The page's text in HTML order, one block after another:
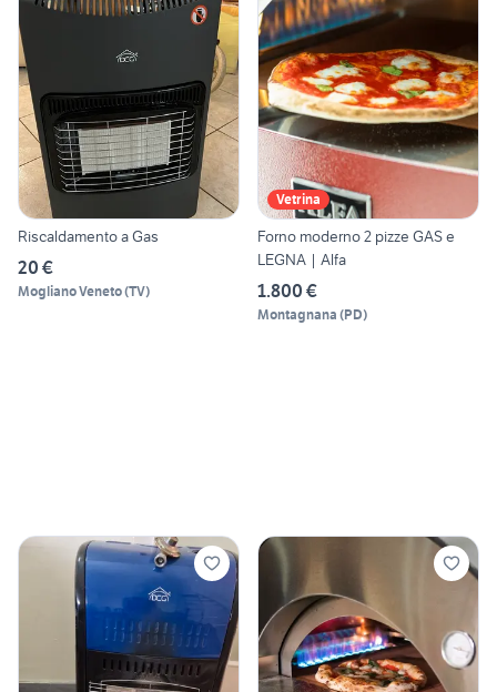
Riscaldamento a Gas
20 €
Mogliano Veneto(TV)
Vetrina
Forno moderno 2 pizze GAS e
LEGNA | Alfa
1.800 €
Montagnana (PD)